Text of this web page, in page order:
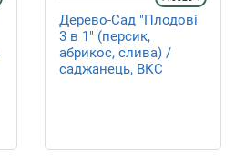
Дерево-Сад "Плодові
3 в 1" (персик,
абрикос, слива) /
саджанець, ВКС